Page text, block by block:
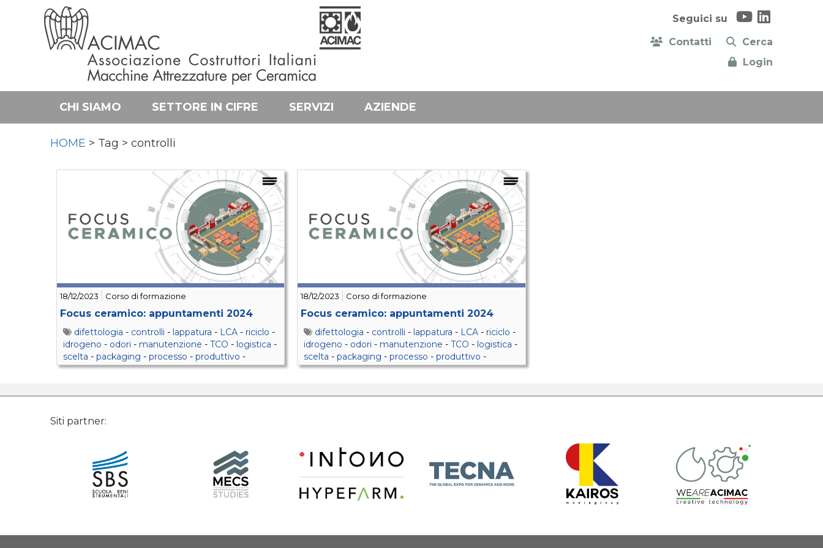
Seguici su
Contatti
Cerca
Login
CHI SIAMO SETTORE IN CIFRE SERVIZI AZIENDE
HOME > Tag > controlli
18/12/2023 Corso di formazione
Focus ceramico: appuntamenti 2024
difettologia - controlli - lappatura - LCA - riciclo -
idrogeno - odori - manutenzione - TCO - logistica -
scelta - packaging - processo - produttivo -
ceramico-piastrelle-lastre
18/12/2023 Corso di formazione
Focus ceramico: appuntamenti 2024
difettologia - controlli - lappatura - LCA - riciclo -
idrogeno - odori - manutenzione -TCO - logistica -
scelta -packaging -processo -produttivo -
ceramico-piastrelle-lastre
Siti partner: